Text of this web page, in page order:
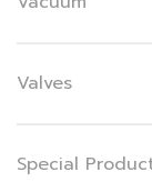
Valves
Special